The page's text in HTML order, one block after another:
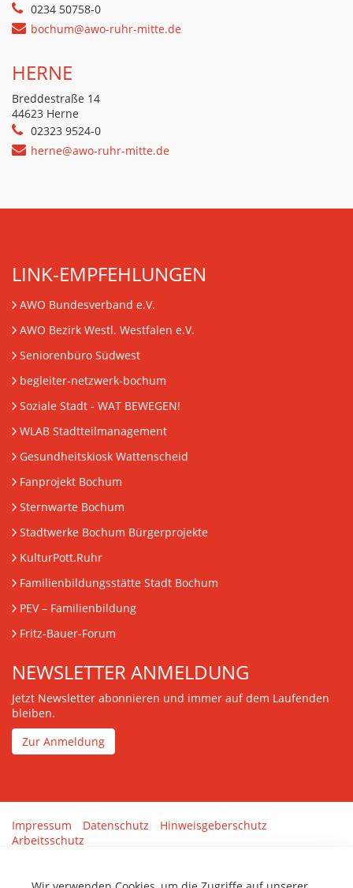
0234 50758-0
bochum@awo-ruhr-mitte.de
HERNE
Breddestraße 14
44623 Herne
02323 9524-0
herne@awo-ruhr-mitte.de
LINK-EMPFEHLUNGEN
AWO Bundesverband e.V.
AWO Bezirk Westl. Westfalen e.V.
Seniorenbüro Südwest
begleiter-netzwerk-bochum
Soziale Stadt - WAT BEWEGEN!
WLAB Stadtteilmanagement
Gesundheitskiosk Wattenscheid
Fanprojekt Bochum
Sternwarte Bochum
Stadtwerke Bochum Bürgerprojekte
KulturPott.Ruhr
Familienbildungsstätte Stadt Bochum
PEV– Familienbildung
Fritz-Bauer-Forum
NEWSLETTER ANMELDUNG
Jetzt Newsletter abonnieren und immer auf dem Laufenden
bleiben.
Zur Anmeldung
Impressum Datenschutz
Hinweisgeberschutz
Arbeitsschutz